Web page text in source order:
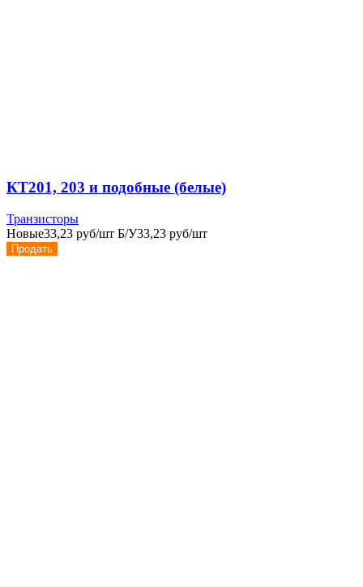
КТ201, 203 и подобные (белые)
Транзисторы
Новые33,23 руб/шт Б/У33,23 руб/шт
Продать